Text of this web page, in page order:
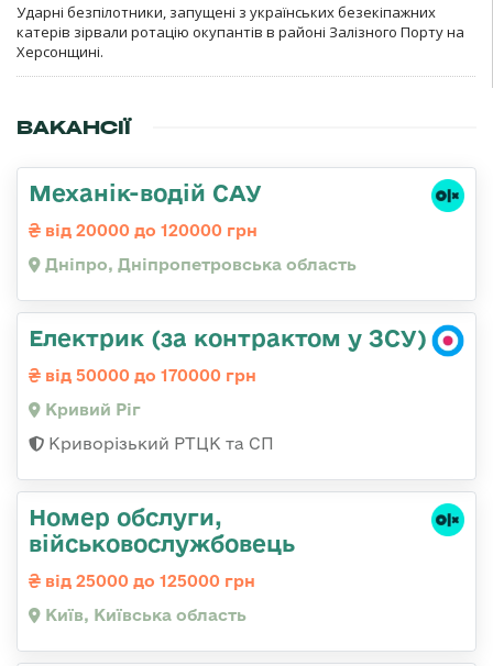
Ударні безпілотники, запущені з українських безекіпажних
катерів зірвали ротацію окупантів в районі Залізного Порту на
Херсонщині.
ВАКАНСІЇ
Механік-водій САУ
від 20000 до 120000 грн
Дніпро, Дніпропетровська область
Електрик (за контрактом у ЗСУ)
від 50000 до 170000 грн
Кривий Ріг
Криворізький РТЦК та СП
Номер обслуги,
військовослужбовець
від 25000 до 125000 грн
Київ, Київська область